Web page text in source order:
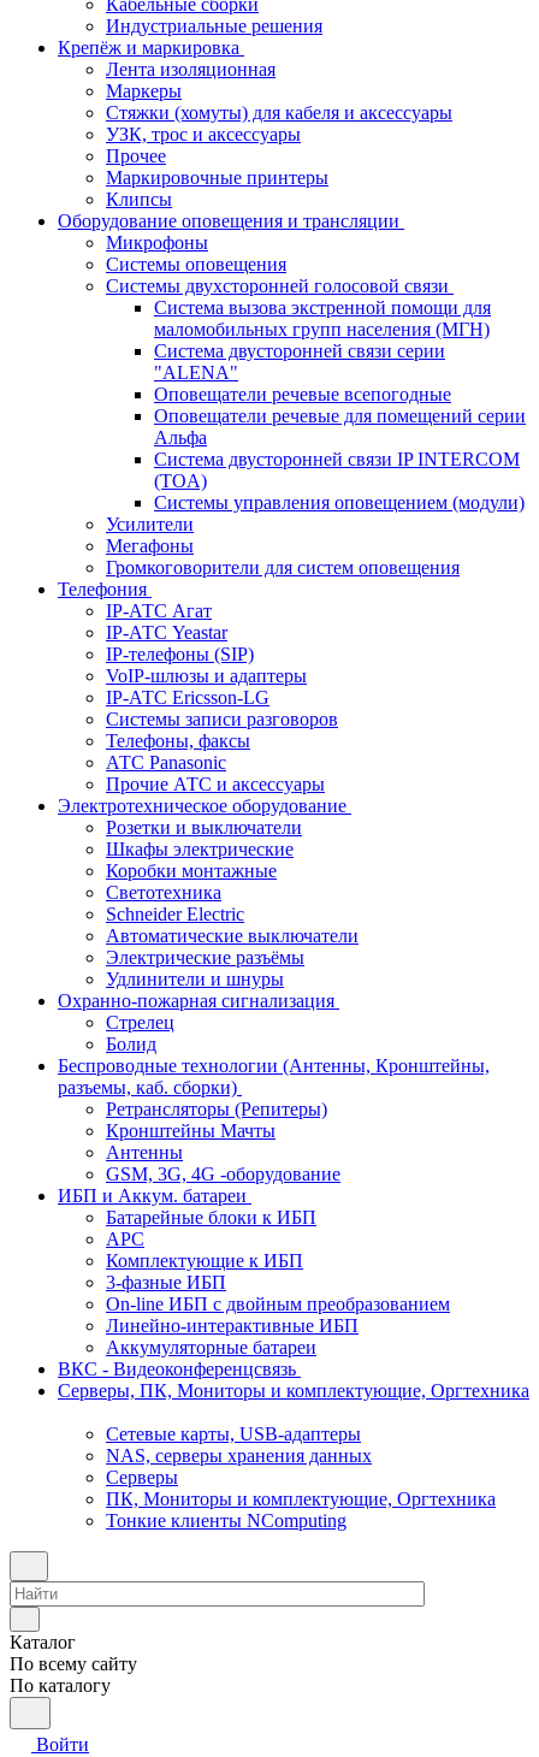
Кабельные сборки
Индустриальные решения
Крепёж и маркировка
Лента изоляционная
Маркеры
Стяжки (хомуты) для кабеля и аксессуары
УЗК, трос и аксессуары
Прочее
Маркировочные принтеры
Клипсы
Оборудование оповещения и трансляции
Микрофоны
Системы оповещения
Системы двухсторонней голосовой связи
Система вызова экстренной помощи для
маломобильных групп населения (МГН)
Система двусторонней связи серии
"ALENA"
Оповещатели речевые всепогодные
Оповещатели речевые для помещений серии
Альфа
Система двусторонней связи IP INTERCOM
(TOA)
Системы управления оповещением (модули)
Усилители
Мегафоны
Громкоговорители для систем оповещения
Телефония
IP-АТС Агат
IP-АТС Yeastar
IP-телефоны (SIP)
VoIP-шлюзы и адаптеры
IP-АТС Ericsson-LG
Системы записи разговоров
Телефоны, факсы
АТС Panasonic
Прочие АТС и аксессуары
Электротехническое оборудование
Розетки и выключатели
Шкафы электрические
Коробки монтажные
Светотехника
Schneider Electric
Автоматические выключатели
Электрические разъёмы
Удлинители и шнуры
Охранно-пожарная сигнализация
Стрелец
Болид
Беспроводные технологии (Антенны, Кронштейны,
разъемы, каб. сборки)
Ретрансляторы (Репитеры)
Кронштейны Мачты
Антенны
GSM, 3G, 4G -оборудование
ИБП и Аккум. батареи
Батарейные блоки к ИБП
APC
Комплектующие к ИБП
3-фазные ИБП
On-line ИБП с двойным преобразованием
Линейно-интерактивные ИБП
Аккумуляторные батареи
ВКС - Видеоконференцсвязь
Серверы, ПК, Мониторы и комплектующие, Оргтехника
Сетевые карты, USB-адаптеры
NAS, серверы хранения данных
Серверы
ПК, Мониторы и комплектующие, Оргтехника
Тонкие клиенты NComputing
Каталог
По всему сайту
По каталогу
Войти